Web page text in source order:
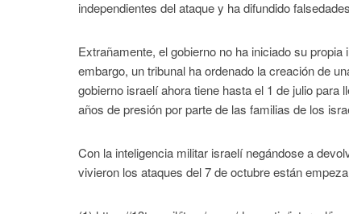
independientes del ataque y ha difundido
Extrañamente, el gobierno no ha iniciado su
embargo, un tribunal ha ordenado la creación de
gobierno israelí ahora tiene hasta el 1 de julio para
años de presión por parte de las familias de los
Con la inteligencia militar israelí negándose a
vivieron los ataques del 7 de octubre están